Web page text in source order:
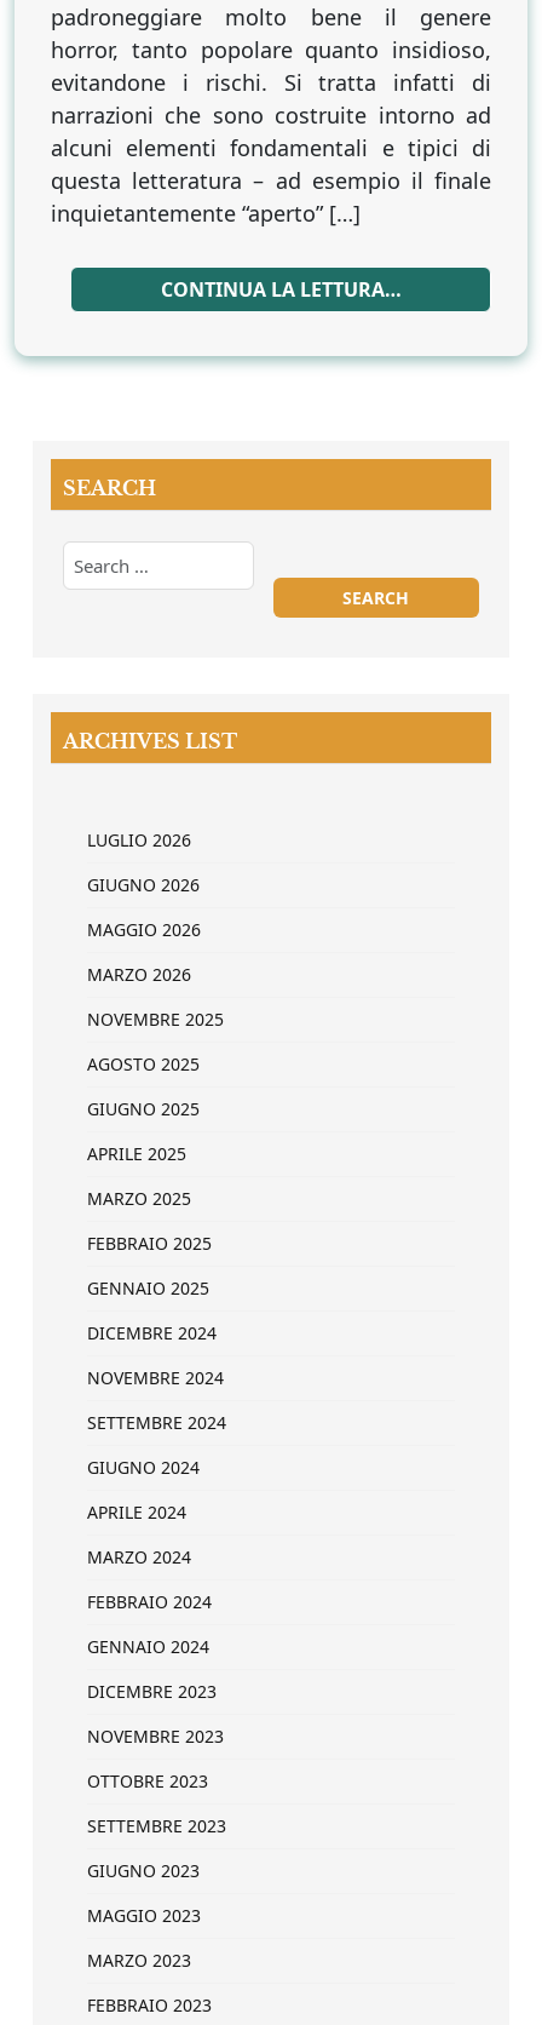
padroneggiare molto bene il genere
horror, tanto popolare quanto insidioso,
evitandone i rischi. Si tratta infatti di
narrazioni che sono costruite intorno ad
alcuni elementi fondamentali e tipici di
questa letteratura – ad esempio il finale
inquietantemente “aperto” […]
CONTINUA LA LETTURA…
SEARCH
ARCHIVES LIST
LUGLIO 2026
GIUGNO 2026
MAGGIO 2026
MARZO 2026
NOVEMBRE 2025
AGOSTO 2025
GIUGNO 2025
APRILE 2025
MARZO 2025
FEBBRAIO 2025
GENNAIO 2025
DICEMBRE 2024
NOVEMBRE 2024
SETTEMBRE 2024
GIUGNO 2024
APRILE 2024
MARZO 2024
FEBBRAIO 2024
GENNAIO 2024
DICEMBRE 2023
NOVEMBRE 2023
OTTOBRE 2023
SETTEMBRE 2023
GIUGNO 2023
MAGGIO 2023
MARZO 2023
FEBBRAIO 2023